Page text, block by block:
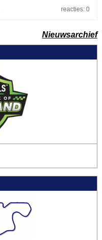
reacties: 0
Nieuwsarchief